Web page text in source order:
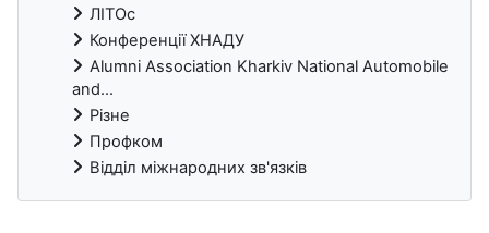
ЛІТОс
Конференції ХНАДУ
Alumni Association Kharkiv National Automobile
and...
Різне
Профком
Відділ міжнародних зв'язків